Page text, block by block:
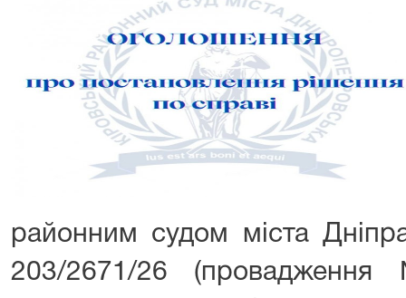
районним судом міста
203/2671/26